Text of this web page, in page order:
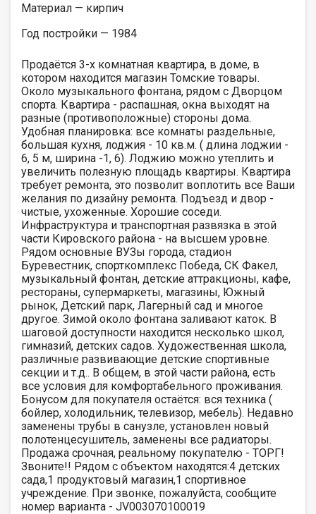
Материал — кирпич
Год постройки — 1984
Продаётся 3-х комнатная квартира, в доме, в
котором находится магазин Томские товары.
Около музыкального фонтана, рядом с Дворцом
спорта. Квартира - распашная, окна выходят на
разные (противоположные) стороны дома.
Удобная планировка: все комнаты раздельные,
большая кухня, лоджия - 10 кв.м. ( длина лоджии -
6, 5 м, ширина -1, 6). Лоджию можно утеплить и
увеличить полезную площадь квартиры. Квартира
требует ремонта, это позволит воплотить все Ваши
желания по дизайну ремонта. Подъезд и двор -
чистые, ухоженные. Хорошие соседи.
Инфраструктура и транспортная развязка в этой
части Кировского района - на высшем уровне.
Рядом основные ВУЗы города, стадион
Буревестник, спорткомплекс Победа, СК Факел,
музыкальный фонтан, детские аттракционы, кафе,
рестораны, супермаркеты, магазины, Южный
рынок, Детский парк, Лагерный сад и многое
другое. Зимой около фонтана заливают каток. В
шаговой доступности находится несколько школ,
гимназий, детских садов. Художественная школа,
различные развивающие детские спортивные
секции и т.д.. В общем, в этой части района, есть
все условия для комфортабельного проживания.
Бонусом для покупателя остаётся: вся техника (
бойлер, холодильник, телевизор, мебель). Недавно
заменены трубы в санузле, установлен новый
полотенцесушитель, заменены все радиаторы.
Продажа срочная, реальному покупателю - ТОРГ!
Звоните!! Рядом с объектом находятся:4 детских
сада,1 продуктовый магазин,1 спортивное
учреждение. При звонке, пожалуйста, сообщите
номер варианта - JV003070100019